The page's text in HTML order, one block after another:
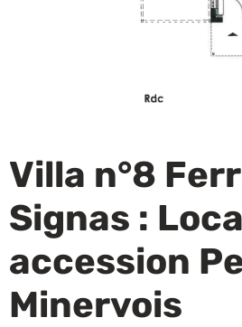
Villa n°8
Signas :
accession
Minervois